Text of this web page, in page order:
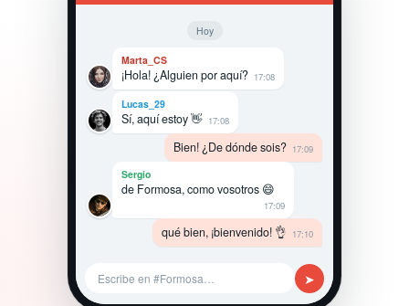
Hoy
Marta_CS
¡Hola! ¿Alguien por aquí? 17:08
Lucas_29
Sí, aquí estoy 👋 17:08
Bien! ¿De dónde sois? 17:09
Sergio
de Formosa, como vosotros 😄
17:09
qué bien, ¡bienvenido! 👌 17:10
Escribe en #Formosa… ➤